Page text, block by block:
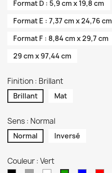
Format D : 5,9 cm x 19,8 cm
Format E : 7,37 cm x 24,76 cm
Format F : 8,84 cm x 29,7 cm
29 cm x 97,44 cm
Finition : Brillant
Brillant Mat
Sens : Normal
Normal Inversé
Couleur : Vert